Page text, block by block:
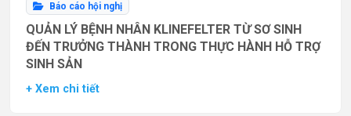
Báo cáo hội nghị
QUẢN LÝ BỆNH NHÂN KLINEFELTER TỪ SƠ SINH
ĐẾN TRƯỞNG THÀNH TRONG THỰC HÀNH HỖ TRỢ
SINH SẢN
+ Xem chi tiết